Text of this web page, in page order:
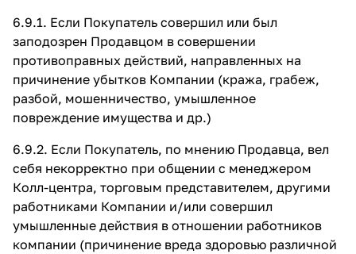
6.9.1. Если Покупатель совершил или был
заподозрен Продавцом в совершении
противоправных действий, направленных на
причинение убытков Компании (кража, грабеж,
разбой, мошенничество, умышленное
повреждение имущества и др.)
6.9.2. Если Покупатель, по мнению Продавца, вел
себя некорректно при общении с менеджером
Колл-центра, торговым представителем, другими
работниками Компании и/или совершил
умышленные действия в отношении работников
компании (причинение вреда здоровью различной